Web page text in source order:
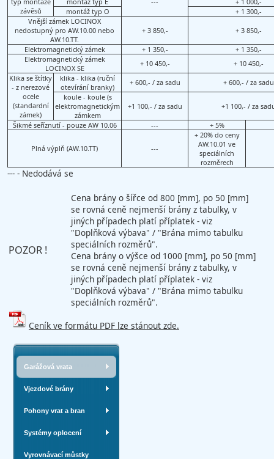
závěsů
montáž typ O
+ 1 300,-
Vnější zámek LOCINOX
nedostupný pro AW.10.00 nebo
AW.10.TT.
+ 3 850,- + 3 850,-
Elektromagnetický zámek + 1 350,-
+ 1 350,-
Elektromagnetický zámek
LOCINOX SE
+ 10 450,-
+ 10 450,-
Klika se štítky
- z nerezové
ocele
(standardní
zámek)
klika - klika (ruční
otevírání branky)
+ 600,- / za sadu
+ 600,- / za sadu
koule - koule (s
elektromagnetickým
zámkem
+1 100,- / za sadu +1 100,- / za
Šikmé seříznutí - pouze AW 10.06 --- + 5%
Plná výplň (AW.10.TT) ---
+ 20% do ceny
AW.10.01 ve
speciálních
rozměrech
--- - Nedodává se
POZOR !
Cena brány o šířce od 800 [mm], po 50 [mm]
se rovná ceně nejmenší brány z tabulky, v
jiných případech platí příplatek - viz
"Doplňková výbava" / "Brána mimo tabulku
speciálních rozměrů".
Cena brány o výšce od 1000 [mm], po 50 [mm]
se rovná ceně nejmenší brány z tabulky, v
jiných případech platí příplatek - viz
"Doplňková výbava" / "Brána mimo tabulku
speciálních rozměrů".
Ceník ve formátu PDF lze stánout zde.
Garážová vrata
Vjezdové brány
Pohony vrat a bran
Systémy oplocení
Vyrovnávací můstky